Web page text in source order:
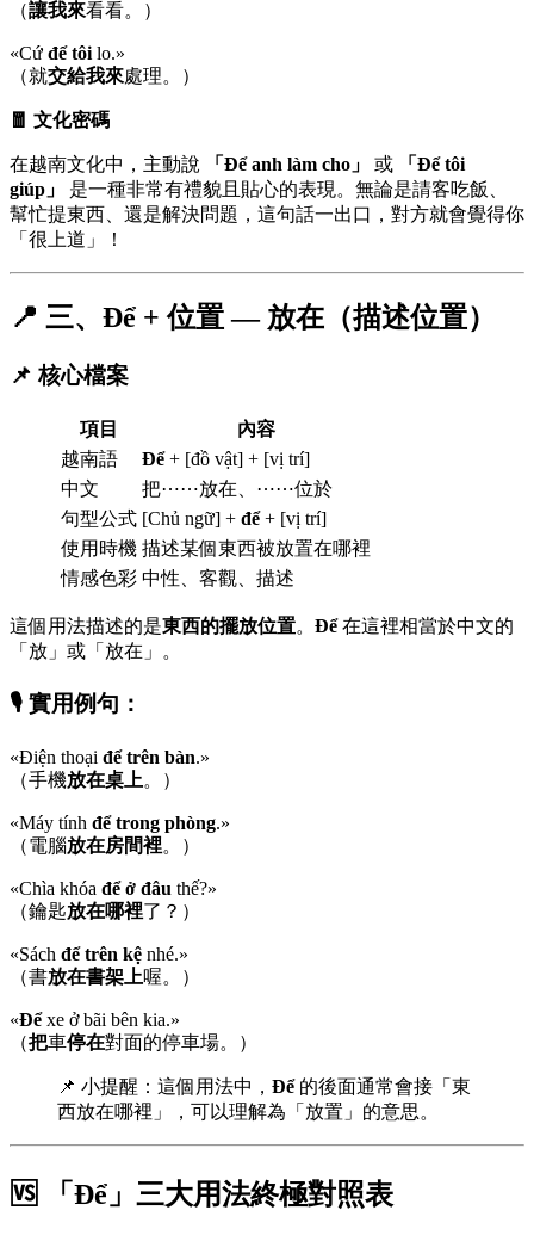
（讓我來看看。）
«Cứ để tôi lo.»
（就交給我來處理。）
🧧 文化密碼
在越南文化中，主動說 「Để anh làm cho」 或
「Để tôi
giúp」
是一種非常有禮貌且貼心的表現。無論是請客吃飯、
幫忙提東西、還是解決問題，這句話一出口，對方就會覺得你
「很上道」！
📍 三、Để + 位置 — 放在（描述位置）
📌 核心檔案
項目
內容
越南語
Để+ [đồ vật] + [vị trí]
中文
把⋯⋯放在、⋯⋯位於
句型公式 [Chủ ngữ] + để+ [vị trí]
使用時機 描述某個東西被放置在哪裡
情感色彩 中性、客觀、描述
這個用法描述的是東西的擺放位置。 Để在這裡相當於中文的
「放」或「放在」。
🎙️ 實用例句：
«Điện thoại để trên bàn.»
（手機放在桌上。）
«Máy tính để trong phòng.»
（電腦放在房間裡。）
«Chìa khóa để ở đâu thế?»
（鑰匙放在哪裡了？）
«Sách để trên kệ nhé.»
（書放在書架上喔。）
«Đểxe ở bãi bên kia.»
（把車停在對面的停車場。）
📌 小提醒：這個用法中， Để的後面通常會接「東
西放在哪裡」，可以理解為「放置」的意思。
🆚 「Để」三大用法終極對照表